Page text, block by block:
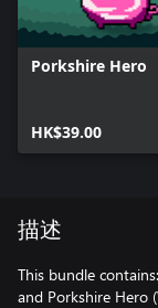
Porkshire Hero
HK$39.00
描述
This bundle
and Porkshire Hero